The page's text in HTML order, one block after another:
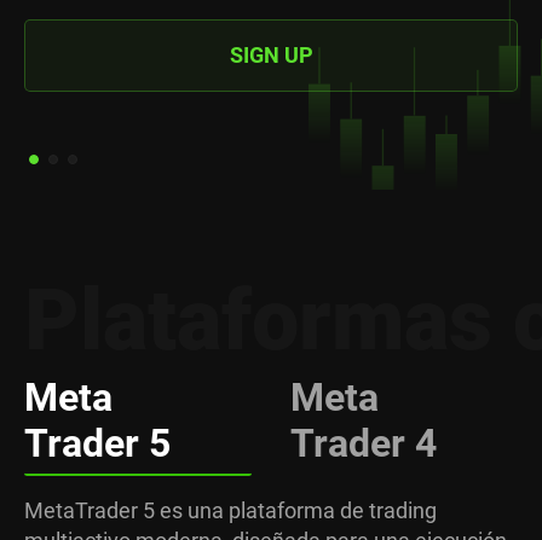
APRENDE MÁS Y ÚNETE
Meta
Trader 5
Meta
Trader 4
MetaTrader 5 es una plataforma de trading